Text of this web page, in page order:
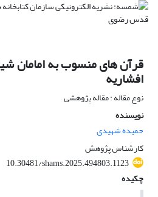
قرآن های منسوب به امامان
افشاریه
نوع مقاله : مقاله پژوهشی
نویسنده
حمیده شهیدی
کارشناس پژوهش
10.30481/shams.2025.494803.1123
چکیده